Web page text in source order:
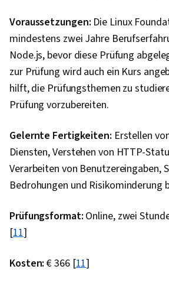
Plattformen, Software-
Webentwicklung, Unified
Software-
Softwareentwicklung,
Stack Web-Entwicklung,
Entwicklungsumgebung,
Datenerhebung,
GitHub, Open-Source-
Versionierung,
Software, Django (Web-
Framework),
Datenbank-Anwendung,
Voraussetzungen: Die Linux
mindestens zwei Jahre
Node.js, bevor diese Prüfung
zur Prüfung wird auch ein Kurs
hilft, die Prüfungsthemen zu
Prüfung vorzubereiten.
Gelernte Fertigkeiten: Erstellen
Diensten, Verstehen von HTTP-
Verarbeiten von Benutzereingaben,
Bedrohungen und Risikominderung
Prüfungsformat: Online, zwei
[11]
Kosten: € 366 [11]